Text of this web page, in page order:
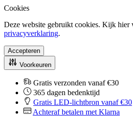
Cookies
Deze website gebruikt cookies. Kijk hier
privacyverklaring.
Accepteren
Voorkeuren
Gratis verzonden vanaf €30
365 dagen bedenktijd
Gratis LED-lichtbron vanaf €30
Achteraf betalen met Klarna